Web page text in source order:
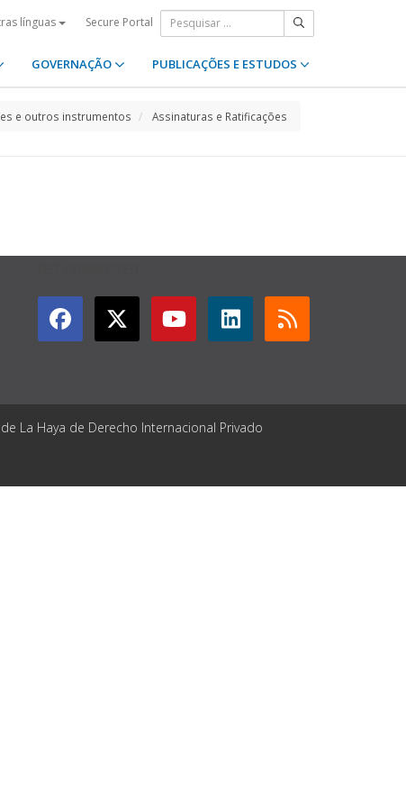
línguas Secure Portal
GOVERNAÇÃO PUBLICAÇÕES E ESTUDOS
e outros instrumentos Assinaturas e Ratificações
La Haya de Derecho Internacional Privado